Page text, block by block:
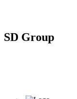
SD Group